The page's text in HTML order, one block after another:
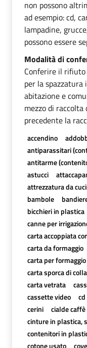
non possono
ad esempio: cd,
lampadine,
possono essere
Modalità di
Conferire il
per la
abitazione e
mezzo di
precedente la
accendino
antiparassitari
antitarme
astucci
attrezzatura da
bambole
bicchieri in plastica
canne per
carta accoppiata
carta da formaggio
carta per formaggio
carta sporca di
carta vetrata
cassette video
cd
cerini
cialde
cinture in plastica,
contenitori in
cotone usato